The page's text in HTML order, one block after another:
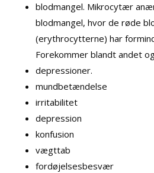
blodmangel. Mikrocytær
blodmangel, hvor de røde
(erythrocytterne) har
Forekommer blandt andet
depressioner.
mundbetændelse
irritabilitet
depression
konfusion
vægttab
fordøjelsesbesvær